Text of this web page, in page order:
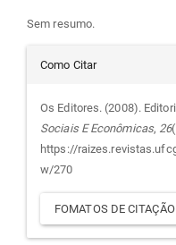
principal
Sem resumo.
Detalhes
do
artigo
Como Citar
Os Editores. (2008).
Sociais E Econômicas, 26
https://
w/270
FOMATOS DE CITAÇÃO